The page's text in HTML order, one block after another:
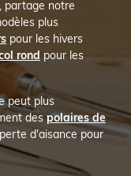
partage notre
plus
pour les hivers
rond pour les
peut plus
des polaires de
d'aisance pour